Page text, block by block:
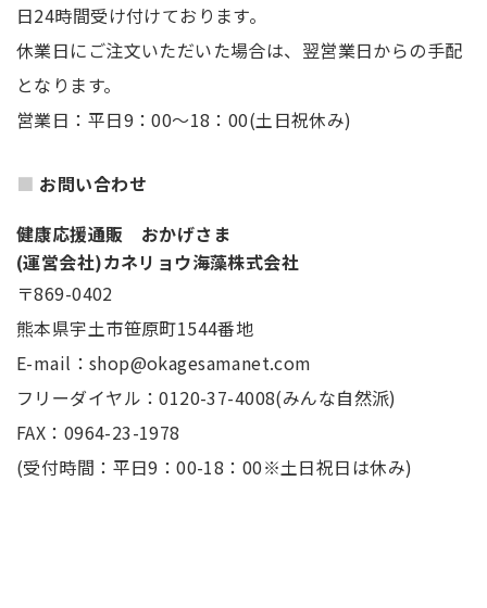
日24時間受け付けております。
休業日にご注文いただいた場合は、翌営業日からの手配
となります。
営業日：平日9：00～18：00(土日祝休み)
お問い合わせ
健康応援通販 おかげさま
(運営会社)カネリョウ海藻株式会社
〒869-0402
熊本県宇土市笹原町1544番地
E-mail：shop@okagesamanet.com
フリーダイヤル：0120-37-4008(みんな自然派)
FAX：0964-23-1978
(受付時間：平日9：00-18：00※土日祝日は休み)